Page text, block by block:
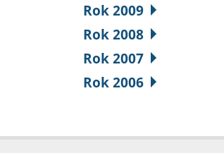
Rok 2009
Rok 2008
Rok 2007
Rok 2006